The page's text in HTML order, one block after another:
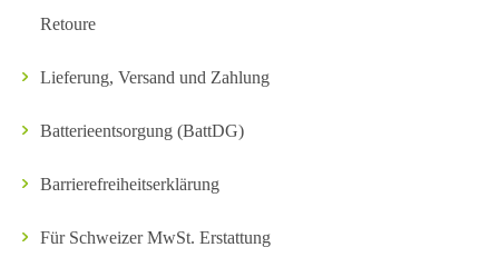
Retoure
Lieferung, Versand und Zahlung
Batterieentsorgung (BattDG)
Barrierefreiheitserklärung
Für Schweizer MwSt. Erstattung